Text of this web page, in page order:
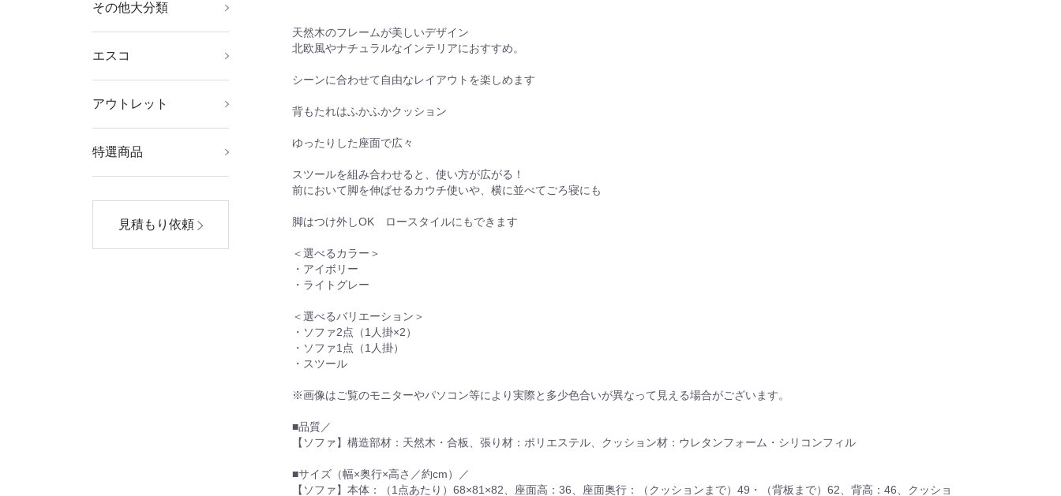
その他大分類 その他中分類
エスコ
電気工事用道具、絶縁
道具、工事現場作業灯
冷凍・空調工具・配管
部材、クーラー・扇風
現場用安全具、標識、
バリケード、屋内安全
防爆工具、水道・ガス
工作機械用クランプ、
ドリルチャック、クー
切削工具
チェーンブロック、ス
リング、クランプ・ア
クセサリ、マグネット
リフター
マグネット
ライト・照明器具、電
機械部品
事務用品（筆記具、文
防犯・防災用品、ミラ
道具箱・腰袋、収納ケ
ース、ツールキャビネ
安全保護具
弱電用工具
ガス・電気溶接、ロウ
建築金物及び家具金物
（スチール、木材）
荷造・包装用品、運搬
はさみ、カッターナイ
たがね、スクレーパ、
ポンチ、サービスミラ
ボルト、小ねじ、ナッ
電動工具、発電機、ト
ランス、コードリー
ジャッキ、プーラー、
荷締機・荷締部品
テスター及び計測器
継手、ホース・結束バ
ンド、（配管・配線）
水栓金具・部品
測定工具
修理・メンテナンス材
料（棒材、管材、板
屋外作業用品、迷彩・
オイル・グリース用関
連用品及び工具、部品
エアーコンプレッサ
ー、エアー工具、エア
ーホースリール、空圧
機器
自動車専用整備工具
部品洗浄用品、工業用
ワイパー、水・油吸着
粘着テープ、接着剤、
塗料・マーカー、グリ
時計用工具、ルーペ、
半田ごて、ミニトー
家電、健康器具、日用
板金・石膏・左官・ダ
イク・内装・塗装・ガ
清掃用品
オフィス機器、ＯＡ用
品、備品、かばん、オ
やすり、砥石、研磨
材、ワイヤーブラシ
スパナ、めがね、ソケ
ット、インパクトソケ
アウトレット
特選商品 AV・デジモノ
スポーツ・レジャー
美容・コスメ
家電
ダイエット・健康
ホビー・エトセトラ
生活用品・インテリ
ファッション
見積もり依頼
天然木のフレームが美しいデザイン
北欧風やナチュラルなインテリアにおすすめ。
シーンに合わせて自由なレイアウトを楽しめます
背もたれはふかふかクッション
ゆったりした座面で広々
スツールを組み合わせると、使い方が広がる！
前において脚を伸ばせるカウチ使いや、横に並べてごろ寝にも
脚はつけ外しOK ロースタイルにもできます
＜選べるカラー＞
・アイボリー
・ライトグレー
＜選べるバリエーション＞
・ソファ2点（1人掛×2）
・ソファ1点（1人掛）
・スツール
※画像はご覧のモニターやパソコン等により実際と多少色合いが異なって見える場合がございます。
■品質／
【ソファ】構造部材：天然木・合板、張り材：ポリエステル、クッション材：ウレタンフォーム・シリコンフィル
■サイズ（幅×奥行×高さ／約cm）／
【ソファ】本体：（1点あたり）68×81×82、座面高：36、座面奥行：（クッションまで）49・（背板まで）62、背高：46、クッショ